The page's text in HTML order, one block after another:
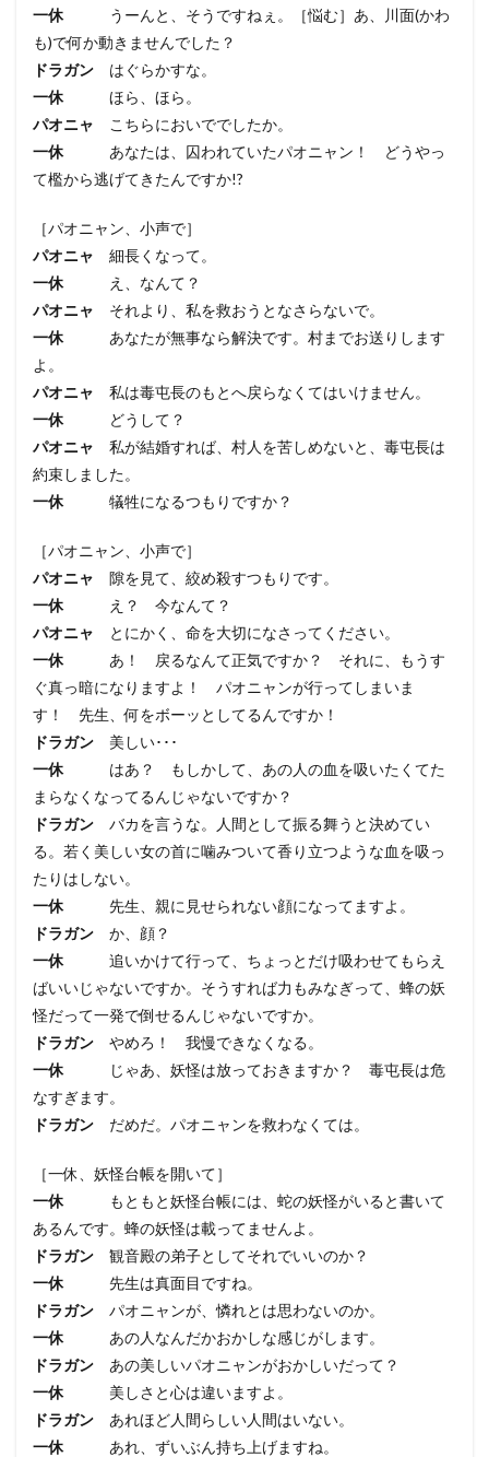
一休うーんと、そうですねぇ。［悩む］あ、川面(かわ
も)で何か動きませんでした？
ドラガン はぐらかすな。
一休ほら、ほら。
パオニャ こちらにおいででしたか。
一休あなたは、囚われていたパオニャン！ どうやっ
て檻から逃げてきたんですか!?
［パオニャン、小声で］
パオニャ 細長くなって。
一休え、なんて？
パオニャ それより、私を救おうとなさらないで。
一休あなたが無事なら解決です。村までお送りします
よ。
パオニャ 私は毒屯長のもとへ戻らなくてはいけません。
一休どうして？
パオニャ 私が結婚すれば、村人を苦しめないと、毒屯長は
約束しました。
一休犠牲になるつもりですか？
［パオニャン、小声で］
パオニャ 隙を見て、絞め殺すつもりです。
一休え？ 今なんて？
パオニャ とにかく、命を大切になさってください。
一休あ！ 戻るなんて正気ですか？ それに、もうす
ぐ真っ暗になりますよ！ パオニャンが行ってしまいま
す！ 先生、何をボーッとしてるんですか！
ドラガン 美しい･･･
一休はあ？ もしかして、あの人の血を吸いたくてた
まらなくなってるんじゃないですか？
ドラガン バカを言うな。人間として振る舞うと決めてい
る。若く美しい女の首に噛みついて香り立つような血を吸っ
たりはしない。
一休先生、親に見せられない顔になってますよ。
ドラガン か、顔？
一休追いかけて行って、ちょっとだけ吸わせてもらえ
ばいいじゃないですか。そうすれば力もみなぎって、蜂の妖
怪だって一発で倒せるんじゃないですか。
ドラガン やめろ！ 我慢できなくなる。
一休じゃあ、妖怪は放っておきますか？ 毒屯長は危
なすぎます。
ドラガン だめだ。パオニャンを救わなくては。
［一休、妖怪台帳を開いて］
一休もともと妖怪台帳には、蛇の妖怪がいると書いて
あるんです。蜂の妖怪は載ってませんよ。
ドラガン 観音殿の弟子としてそれでいいのか？
一休先生は真面目ですね。
ドラガン パオニャンが、憐れとは思わないのか。
一休あの人なんだかおかしな感じがします。
ドラガン あの美しいパオニャンがおかしいだって？
一休美しさと心は違いますよ。
ドラガン あれほど人間らしい人間はいない。
一休あれ、ずいぶん持ち上げますね。